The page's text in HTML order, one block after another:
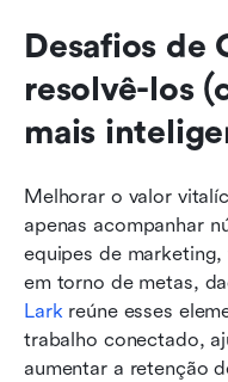
Desafios de
resolvê-los
mais
Melhorar o valor
apenas acompanhar
equipes de
Lark reúne esses
trabalho conectado,
aumentar a retenção